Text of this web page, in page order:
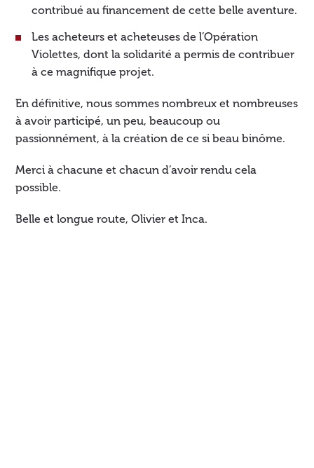
contribué au financement de cette belle aventure.
Les acheteurs et acheteuses de l’Opération
Violettes, dont la solidarité a permis de contribuer
à ce magnifique projet.
En définitive, nous sommes nombreux et nombreuses
à avoir participé, un peu, beaucoup ou
passionnément, à la création de ce si beau binôme.
Merci à chacune et chacun d’avoir rendu cela
possible.
Belle et longue route, Olivier et Inca.